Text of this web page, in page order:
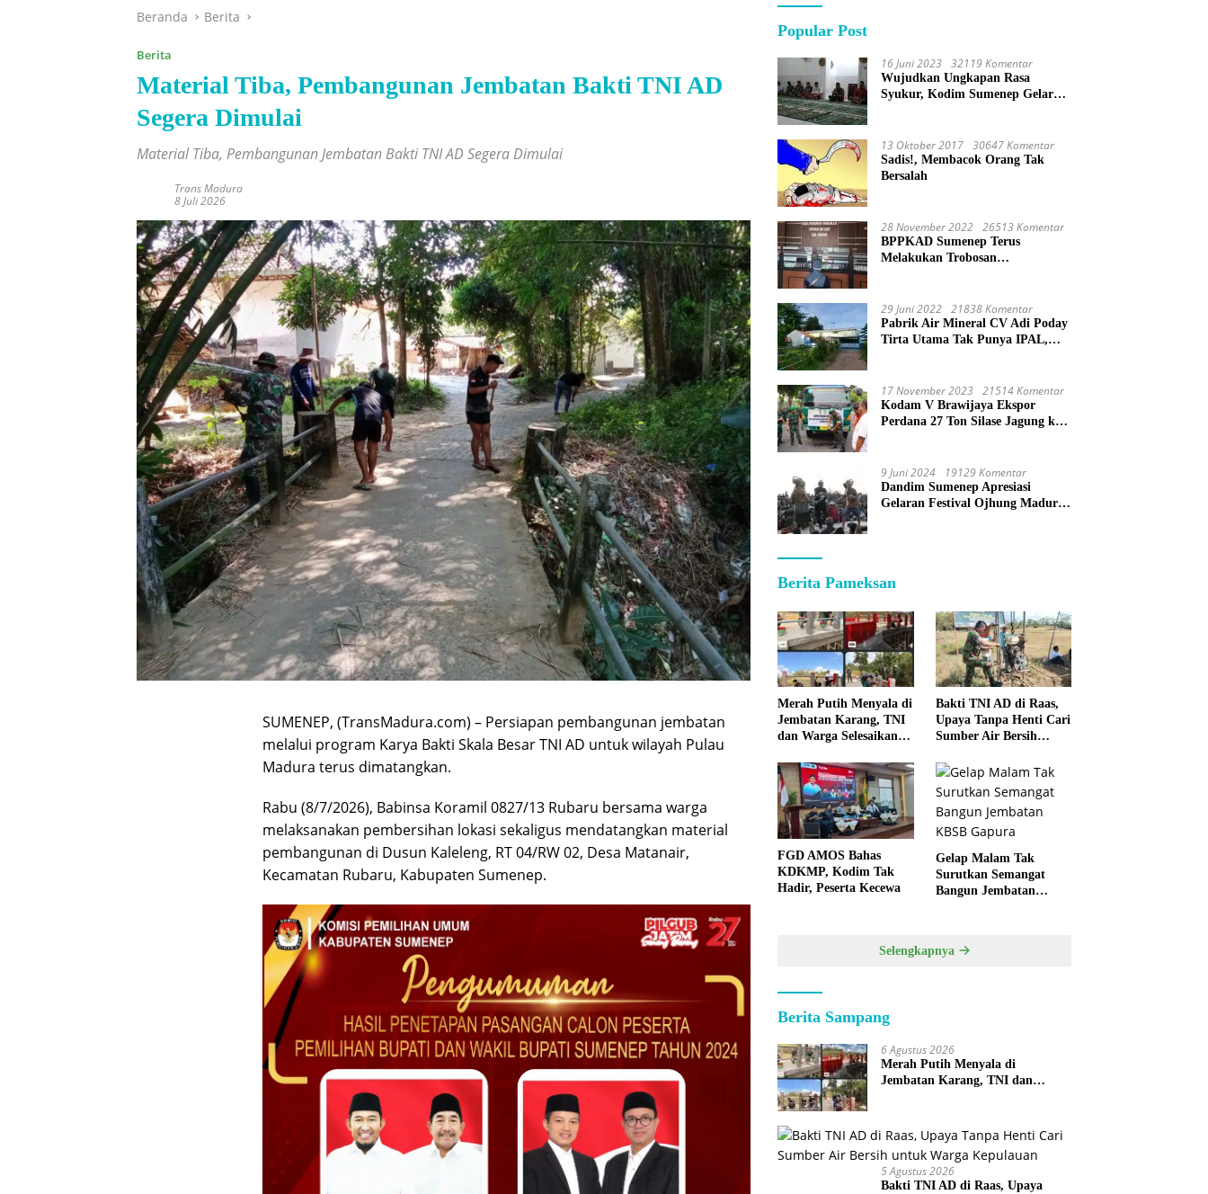
Beranda Berita
Berita
Material Tiba, Pembangunan Jembatan Bakti TNI AD
Segera Dimulai
Material Tiba, Pembangunan Jembatan Bakti TNI AD Segera Dimulai
Trans Madura
8 Juli 2026
SUMENEP, (TransMadura.com) – Persiapan pembangunan jembatan
melalui program Karya Bakti Skala Besar TNI AD untuk wilayah Pulau
Madura terus dimatangkan.
Rabu (8/7/2026), Babinsa Koramil 0827/13 Rubaru bersama warga
melaksanakan pembersihan lokasi sekaligus mendatangkan material
pembangunan di Dusun Kaleleng, RT 04/RW 02, Desa Matanair,
Kecamatan Rubaru, Kabupaten Sumenep.
Popular Post
16 Juni 2023 32119 Komentar
Wujudkan Ungkapan Rasa
Syukur, Kodim Sumenep Gelar
13 Oktober 2017 30647 Komentar
Sadis!, Membacok Orang Tak
Bersalah
28 November 2022 26513 Komentar
BPPKAD Sumenep Terus
Melakukan Trobosan
29 Juni 2022 21838 Komentar
Pabrik Air Mineral CV Adi Poday
Tirta Utama Tak Punya IPAL,
17 November 2023 21514 Komentar
Kodam V Brawijaya Ekspor
Perdana 27 Ton Silase Jagung ke
9 Juni 2024 19129 Komentar
Dandim Sumenep Apresiasi
Gelaran Festival Ojhung Madura
Berita Pameksan
Merah Putih Menyala di
Jembatan Karang, TNI
dan Warga Selesaikan
Bakti TNI AD di Raas,
Upaya Tanpa Henti Cari
Sumber Air Bersih
Kepulauan
FGD AMOS Bahas
KDKMP, Kodim Tak
Hadir, Peserta Kecewa
Gelap Malam Tak
Surutkan Semangat
Bangun Jembatan
Selengkapnya
Berita Sampang
6 Agustus 2026
Merah Putih Menyala di
Jembatan Karang, TNI dan
5 Agustus 2026
Bakti TNI AD di Raas, Upaya